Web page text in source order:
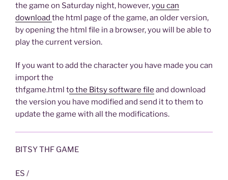
the game on Saturday night, however, you can
download the html page of the game, an older version,
by opening the html file in a browser, you will be able to
play the current version.
If you want to add the character you have made you can
import the
thfgame.html to the Bitsy software file and download
the version you have modified and send it to them to
update the game with all the modifications.
BITSY THF GAME
ES /